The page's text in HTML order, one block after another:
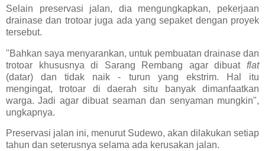
Selain preservasi jalan, dia mengungkapkan, pekerjaan
drainase dan trotoar juga ada yang sepaket dengan proyek
tersebut.
"Bahkan saya menyarankan, untuk pembuatan drainase dan
trotoar khususnya di Sarang Rembang agar dibuat flat
(datar) dan tidak naik - turun yang ekstrim. Hal itu
mengingat, trotoar di daerah situ banyak dimanfaatkan
warga. Jadi agar dibuat seaman dan senyaman mungkin",
ungkapnya.
Preservasi jalan ini, menurut Sudewo, akan dilakukan setiap
tahun dan seterusnya selama ada kerusakan jalan.